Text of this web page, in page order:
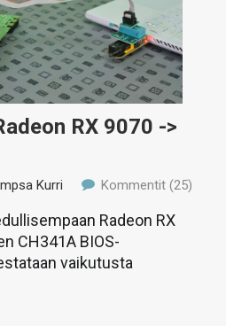
RX 9070 ->
Kurri Kommentit (25)
Radeon RX
CH341A BIOS-
vaikutusta